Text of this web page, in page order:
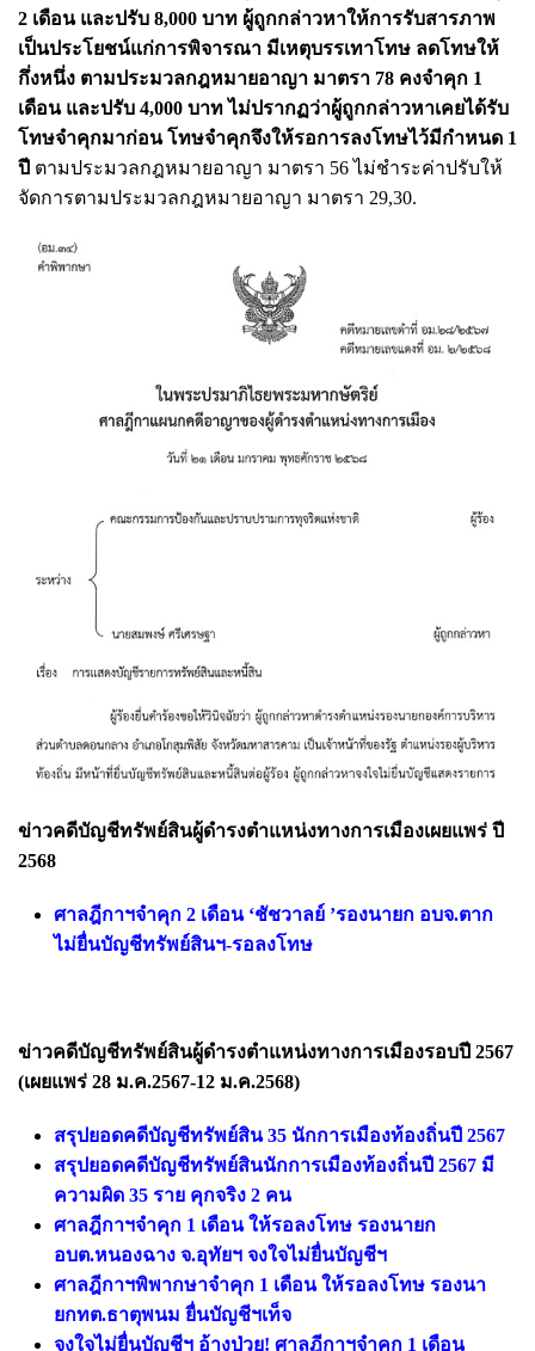
2 เดือน และปรับ 8,000 บาท ผู้ถูกกล่าวหาให้การรับสารภาพ
เป็นประโยชน์แก่การพิจารณา มีเหตุบรรเทาโทษ ลดโทษให้
กึ่งหนึ่ง ตามประมวลกฎหมายอาญา มาตรา 78 คงจำคุก 1
เดือน และปรับ 4,000 บาท ไม่ปรากฏว่าผู้ถูกกล่าวหาเคยได้รับ
โทษจำคุกมาก่อน โทษจำคุกจึงให้รอการลงโทษไว้มีกำหนด 1
ปี ตามประมวลกฎหมายอาญา มาตรา 56 ไม่ชำระค่าปรับให้
จัดการตามประมวลกฎหมายอาญา มาตรา 29,30.
ข่าวคดีบัญชีทรัพย์สินผู้ดำรงตำแหน่งทางการเมืองเผยแพร่ ปี
2568
ศาลฎีกาฯจำคุก 2 เดือน ‘ชัชวาลย์ ’รองนายก อบจ.ตาก
ไม่ยื่นบัญชีทรัพย์สินฯ-รอลงโทษ
ข่าวคดีบัญชีทรัพย์สินผู้ดำรงตำแหน่งทางการเมืองรอบปี 2567
(เผยแพร่ 28 ม.ค.2567-12 ม.ค.2568)
สรุปยอดคดีบัญชีทรัพย์สิน 35 นักการเมืองท้องถิ่นปี 2567
สรุปยอดคดีบัญชีทรัพย์สินนักการเมืองท้องถิ่นปี 2567 มี
ความผิด 35 ราย คุกจริง 2 คน
ศาลฎีกาฯจําคุก 1 เดือน ให้รอลงโทษ รองนายก
อบต.หนองฉาง จ.อุทัยฯ จงใจไม่ยื่นบัญชีฯ
ศาลฎีกาฯพิพากษาจำคุก 1 เดือน ให้รอลงโทษ รองนา
ยกทต.ธาตุพนม ยื่นบัญชีฯเท็จ
จงใจไม่ยื่นบัญชีฯ อ้างป่วย! ศาลฎีกาฯจำคุก 1 เดือน